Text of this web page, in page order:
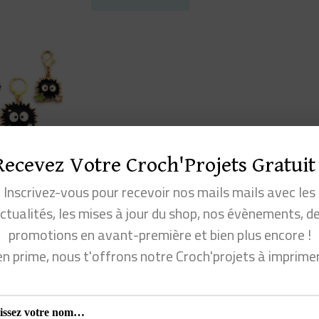
peuvent
choisies
sur
la
page
du
DE
3,00 €
produit
Votre Croch'Projets Gratuit
Inscrivez-vous pour recevoir nos mails mails avec les
les mises à jour du shop, nos évènements,
promotions en avant-première et bien plus encore !
prime, nous t'offrons notre Croch'projets à